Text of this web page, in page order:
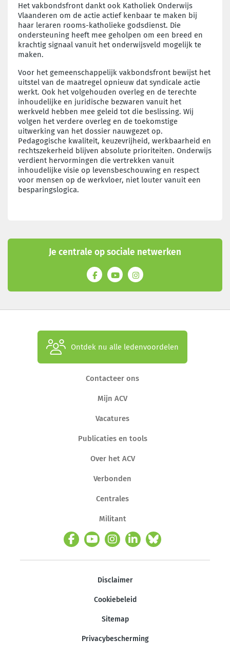
Het vakbondsfront dankt ook Katholiek Onderwijs
Vlaanderen om de actie actief kenbaar te maken bij
haar leraren rooms-katholieke godsdienst. Die
ondersteuning heeft mee geholpen om een breed en
krachtig signaal vanuit het onderwijsveld mogelijk te
maken.
Voor het gemeenschappelijk vakbondsfront bewijst het
uitstel van de maatregel opnieuw dat syndicale actie
werkt. Ook het volgehouden overleg en de terechte
inhoudelijke en juridische bezwaren vanuit het
werkveld hebben mee geleid tot die beslissing. Wij
volgen het verdere overleg en de toekomstige
uitwerking van het dossier nauwgezet op.
Pedagogische kwaliteit, keuzevrijheid, werkbaarheid en
rechtszekerheid blijven absolute prioriteiten. Onderwijs
verdient hervormingen die vertrekken vanuit
inhoudelijke visie op levensbeschouwing en respect
voor mensen op de werkvloer, niet louter vanuit een
besparingslogica.
Je centrale op sociale netwerken
Ontdek nu alle ledenvoordelen
Contacteer ons
Mijn ACV
Vacatures
Publicaties en tools
Over het ACV
Verbonden
Centrales
Militant
Disclaimer
Cookiebeleid
Sitemap
Privacybescherming